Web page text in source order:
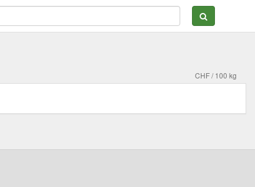
CHF / 100 kg